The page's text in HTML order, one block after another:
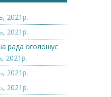
2021р.
2021р.
рада оголошує
2021р.
2021р.
2021р.